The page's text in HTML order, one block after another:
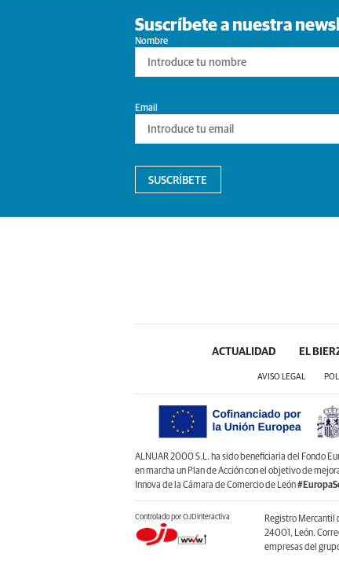
Suscríbete a nuestra
Nombre
Email
SUSCRÍBETE
ACTUALIDAD EL
AVISO LEGAL
ALNUAR 2000 S.L. ha sido beneficiaria del Fondo
en marcha un Plan de Acción con el objetivo de
Innova de la Cámara de Comercio de León
Controlado por OJDinteractiva
Registro Mercantil
24001, León.
empresas del